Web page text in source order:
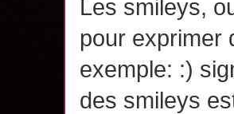
Les smileys,
pour exprimer
exemple: :)
des smileys